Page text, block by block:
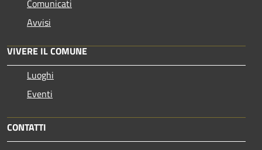
Comunicati
Avvisi
VIVERE IL COMUNE
Luoghi
Eventi
CONTATTI